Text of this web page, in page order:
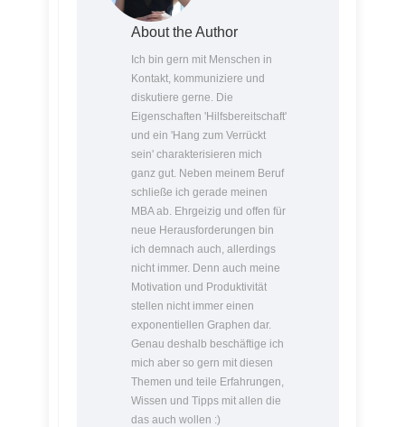
About the Author
Ich bin gern mit Menschen in
Kontakt, kommuniziere und
diskutiere gerne. Die
Eigenschaften 'Hilfsbereitschaft'
und ein 'Hang zum Verrückt
sein' charakterisieren mich
ganz gut. Neben meinem Beruf
schließe ich gerade meinen
MBA ab. Ehrgeizig und offen für
neue Herausforderungen bin
ich demnach auch, allerdings
nicht immer. Denn auch meine
Motivation und Produktivität
stellen nicht immer einen
exponentiellen Graphen dar.
Genau deshalb beschäftige ich
mich aber so gern mit diesen
Themen und teile Erfahrungen,
Wissen und Tipps mit allen die
das auch wollen :)